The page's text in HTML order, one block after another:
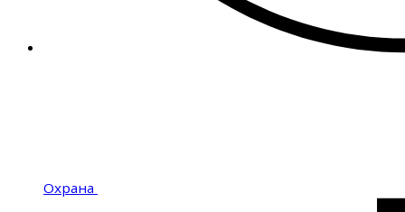
Охрана